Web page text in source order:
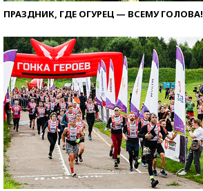
ПРАЗДНИК, ГДЕ ОГУРЕЦ — ВСЕМУ ГОЛОВА!